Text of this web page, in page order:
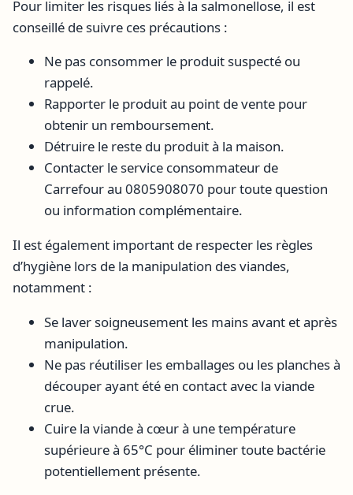
Pour limiter les risques liés à la salmonellose, il est
conseillé de suivre ces précautions :
Ne pas consommer le produit suspecté ou
rappelé.
Rapporter le produit au point de vente pour
obtenir un remboursement.
Détruire le reste du produit à la maison.
Contacter le service consommateur de
Carrefour au 0805908070 pour toute question
ou information complémentaire.
Il est également important de respecter les règles
d’hygiène lors de la manipulation des viandes,
notamment :
Se laver soigneusement les mains avant et après
manipulation.
Ne pas réutiliser les emballages ou les planches à
découper ayant été en contact avec la viande
crue.
Cuire la viande à cœur à une température
supérieure à 65°C pour éliminer toute bactérie
potentiellement présente.